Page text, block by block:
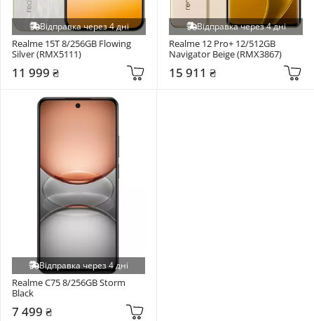
Відправка через 4 дні
Realme 15T 8/256GB Flowing
Silver (RMX5111)
11 999 ₴
Відправка через 4 дні
Realme 12 Pro+ 12/512GB
Navigator Beige (RMX3867)
15 911 ₴
Відправка через 4 дні
Realme C75 8/256GB Storm
Black
7 499 ₴